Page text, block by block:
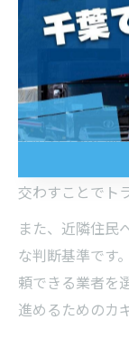
り、安心して
活用し、複数
注意点として、
サイクル対応な
見積もり時に説
た事例も報告
交わすことでト
また、近隣住民
な判断基準です
頼できる業者を
進めるためのカ